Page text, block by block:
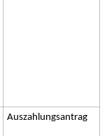
Auszahlungsantrag